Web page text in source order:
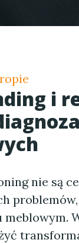
i
nie są